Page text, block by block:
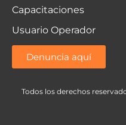
Capacitaciones
Usuario Operador
Denuncia aquí
Todos los derechos